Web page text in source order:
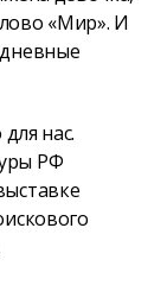
«Мир». И
нас.
РФ